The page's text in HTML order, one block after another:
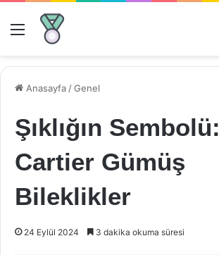
Menü
Anasayfa /Genel
Şıklığın Sembolü:
Cartier Gümüş
Bileklikler
24 Eylül 2024 3 dakika okuma süresi